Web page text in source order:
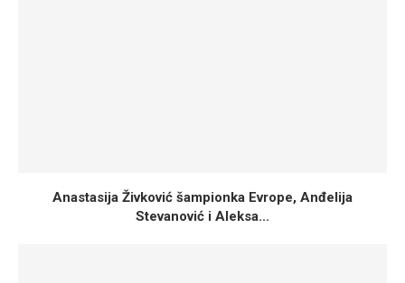
Anastasija Živković šampionka Evrope, Anđelija
Stevanović i Aleksa...